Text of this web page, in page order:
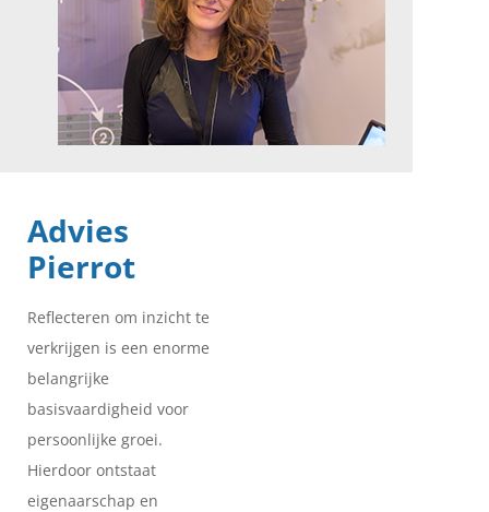
Advies
Pierrot
Reflecteren om inzicht te
verkrijgen is een enorme
belangrijke
basisvaardigheid voor
persoonlijke groei.
Hierdoor ontstaat
eigenaarschap en